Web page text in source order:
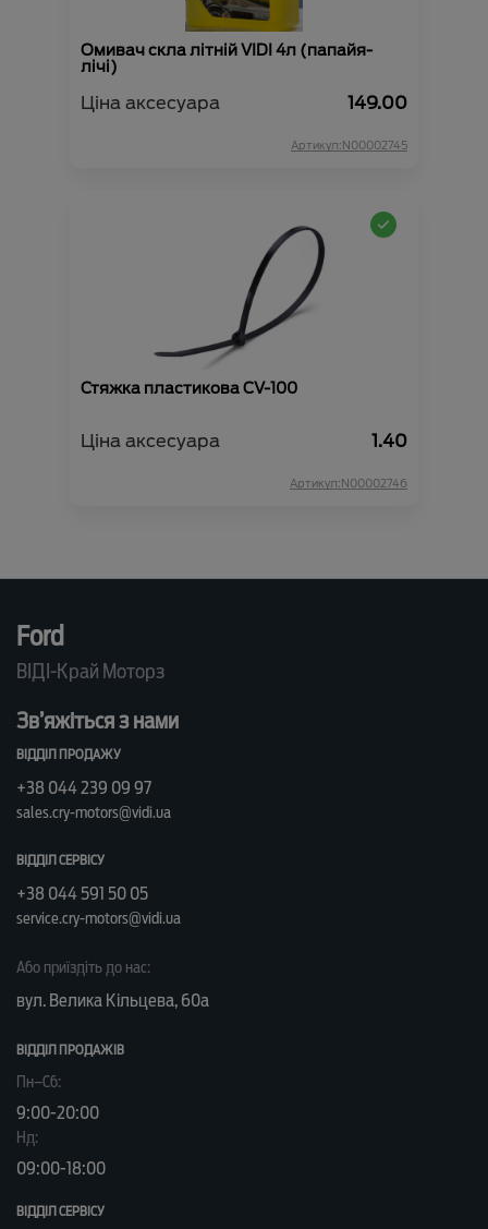
Омивач скла літній VIDI 4л (папайя-
лічі)
Ціна аксесуара 149.00
Артикул:N00002745
Стяжка пластикова CV-100
Ціна аксесуара 1.40
Артикул:N00002746
Ford
ВІДІ-Край Моторз
Зв’яжіться з нами
ВІДДІЛ ПРОДАЖУ
+38 044 239 09 97
sales.cry-motors@vidi.ua
ВІДДІЛ СЕРВІСУ
+38 044 591 50 05
service.cry-motors@vidi.ua
Або приїздіть до нас:
вул. Велика Кільцева, 60а
ВІДДІЛ ПРОДАЖІВ
Пн–Сб:
9:00-20:00
Нд:
09:00-18:00
ВІДДІЛ CЕРВІСУ